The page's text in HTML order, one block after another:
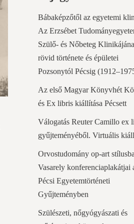
Bábaképzőtől az egyetemi
Az Erzsébet
Szülő- és Nőbeteg
rövid története és épületei
Pozsonytól Pécsig
Az első Magyar Könyvhét
és Ex libris kiállítása Pécsett
Válogatás Reuter Camillo ex
gyűjteményéből. Virtuális
Orvostudomány op-art
Vasarely konferenciaplakátjai
Pécsi Egyetemtörténeti
Gyűjteményben
Szülészeti, nőgyógyászati és